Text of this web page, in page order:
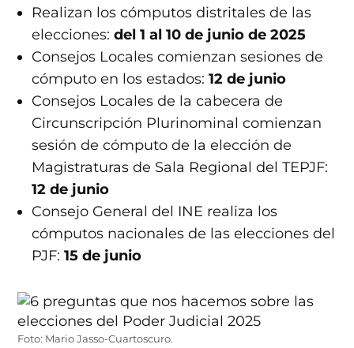
Realizan los cómputos distritales de las
elecciones:del 1 al 10 de junio de 2025
Consejos Locales comienzan sesiones de
cómputo en los estados:12 de junio
Consejos Locales de la cabecera de
Circunscripción Plurinominal comienzan
sesión de cómputo de la elección de
Magistraturas de Sala Regional del TEPJF:
12 de junio
Consejo General del INE realiza los
cómputos nacionales de las elecciones del
PJF:15 de junio
Foto: Mario Jasso-Cuartoscuro.